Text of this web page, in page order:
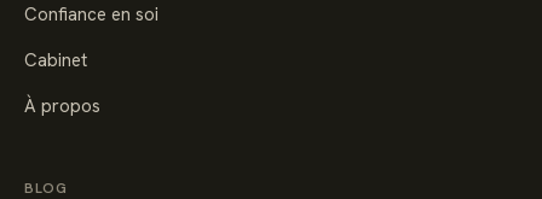
Confiance en soi
Cabinet
À propos
BLOG